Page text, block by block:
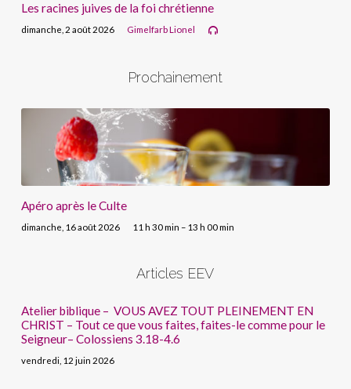
Les racines juives de la foi chrétienne
dimanche, 2 août 2026 Gimelfarb Lionel
Prochainement
Apéro après le Culte
dimanche, 16 août 2026 11 h 30 min – 13 h 00 min
Articles EEV
Atelier biblique – VOUS AVEZ TOUT PLEINEMENT EN
CHRIST – Tout ce que vous faites, faites-le comme pour le
Seigneur– Colossiens 3.18-4.6
vendredi, 12 juin 2026